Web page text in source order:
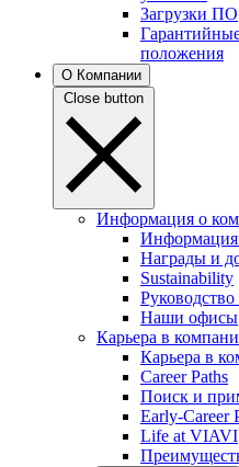
Загрузки ПО
положения
О Компании
Close button
Информация о
Награды и
Sustainability
Наши офисы
Карьера в
Карьера в
Career Paths
Поиск и
Early-Career
Life at VIAVI